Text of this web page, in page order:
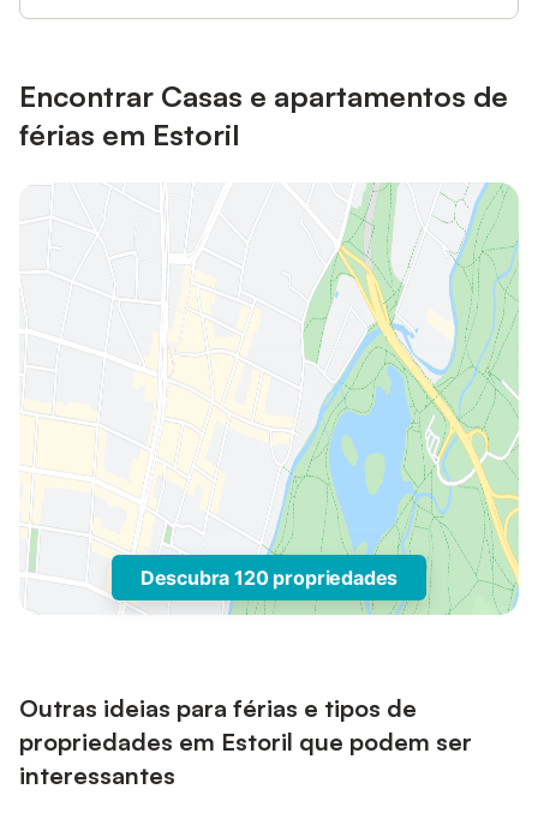
Encontrar Casas e apartamentos de
férias em Estoril
Descubra 120 propriedades
Outras ideias para férias e tipos de
propriedades em Estoril que podem ser
interessantes